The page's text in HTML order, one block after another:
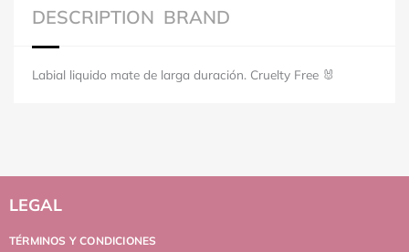
DESCRIPTION BRAND
Labial liquido mate de larga duración. Cruelty Free 🐰
LEGAL
TÉRMINOS Y CONDICIONES